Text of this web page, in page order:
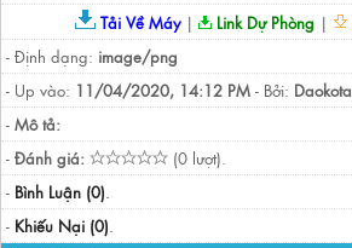
Tải Về Máy| Link Dự Phòng |
- Định dạng: image/png
- Up vào: 11/04/2020, 14:12 PM - Bởi: Daokota
- Mô tả:
- Đánh giá:
(0 lượt).
- Bình Luận (0).
- Khiếu Nại (0).